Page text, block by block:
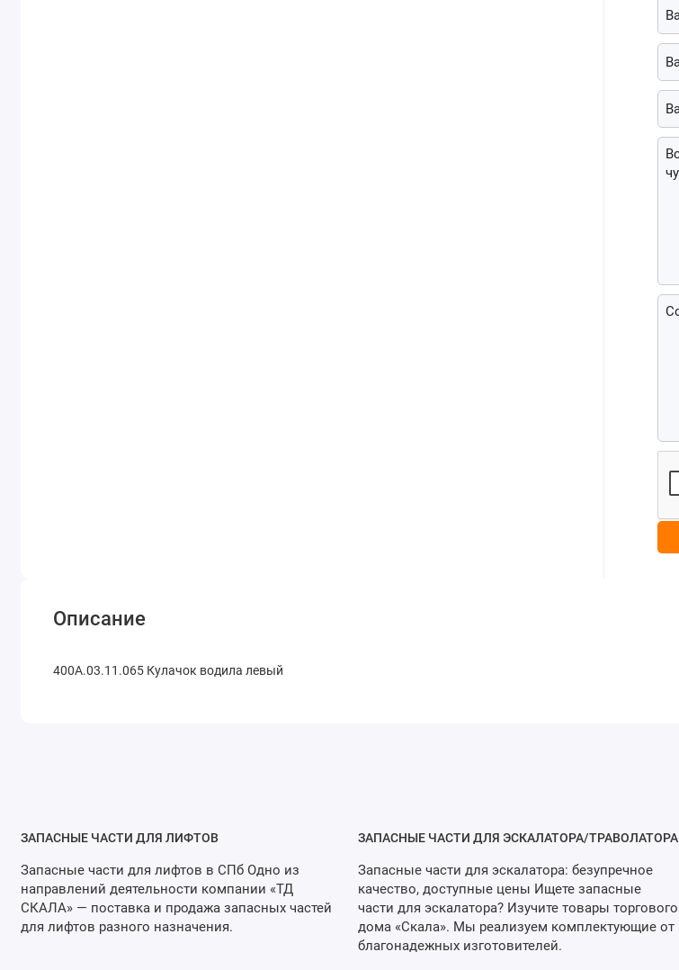
Описание
400А.03.11.065 Кулачок водила левый
ЗАПАСНЫЕ ЧАСТИ ДЛЯ ЛИФТОВ
Запасные части для лифтов в СПб Одно из
направлений деятельности компании «ТД
СКАЛА» — поставка и продажа запасных частей
для лифтов разного назначения.
ЗАПАСНЫЕ ЧАСТИ ДЛЯ ЭСКАЛАТОРА/ТРАВОЛАТОРА
Запасные части для эскалатора: безупречное
качество, доступные цены Ищете запасные
части для эскалатора? Изучите товары торгового
дома «Скала». Мы реализуем комплектующие от
благонадежных изготовителей.